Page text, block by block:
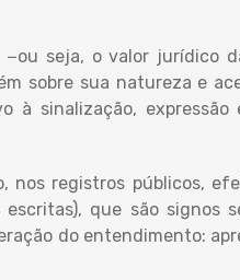
seja, o valor jurídico
sobre sua natureza e
à sinalização, expressão
nos registros públicos,
que são signos
do entendimento: